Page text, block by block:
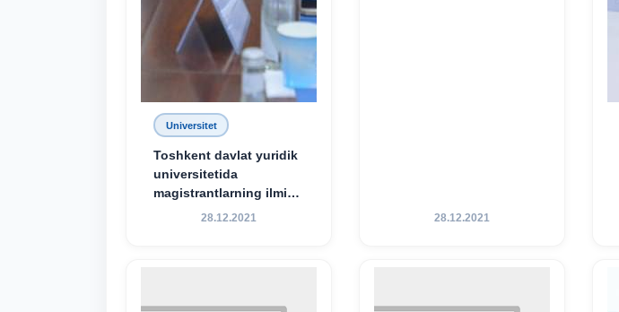
Universitet
Toshkent davlat yuridik
universitetida
magistrantlarning ilmiy-
amaliy konferensiyasi
28.12.2021 28.12.2021